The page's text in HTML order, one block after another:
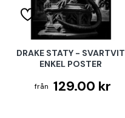
DRAKE STATY - SVARTVIT
ENKEL POSTER
129.00 kr